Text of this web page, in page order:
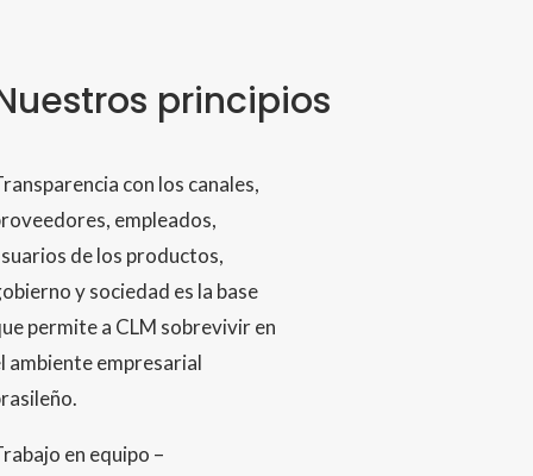
principios
con los canales,
empleados,
de los productos,
y sociedad es la base
permite a CLM sobrevivir en
ambiente empresarial
en equipo –